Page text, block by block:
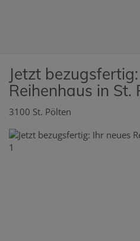
Jetzt
Reihenhaus in St.
3100 St. Pölten